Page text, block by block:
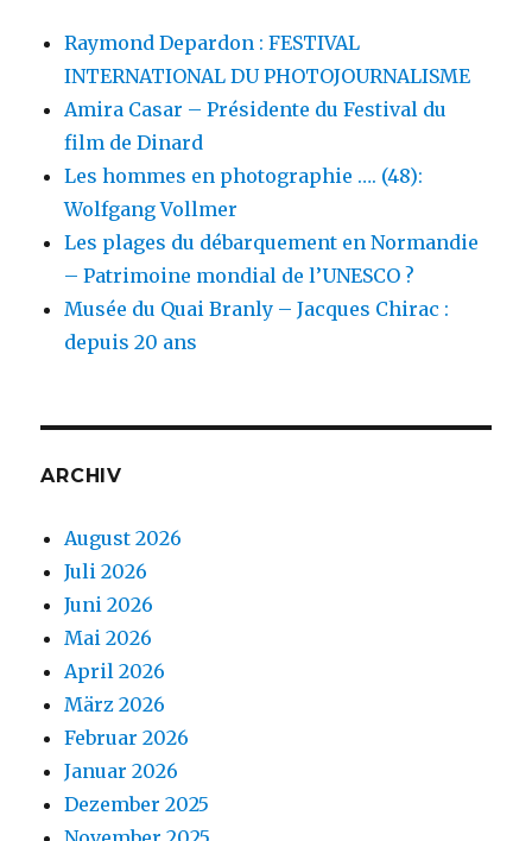
Raymond Depardon : FESTIVAL
INTERNATIONAL DU PHOTOJOURNALISME
Amira Casar – Présidente du Festival du
film de Dinard
Les hommes en photographie …. (48):
Wolfgang Vollmer
Les plages du débarquement en Normandie
– Patrimoine mondial de l’UNESCO ?
Musée du Quai Branly – Jacques Chirac :
depuis 20 ans
ARCHIV
August 2026
Juli 2026
Juni 2026
Mai 2026
April 2026
März 2026
Februar 2026
Januar 2026
Dezember 2025